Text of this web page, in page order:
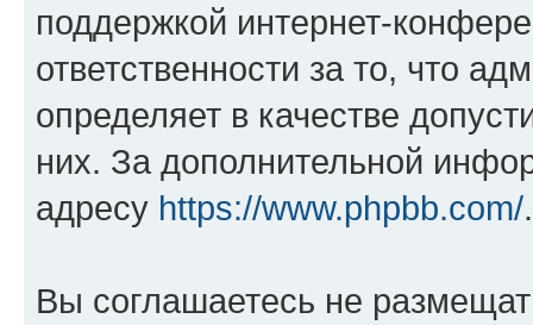
поддержкой интернет-
ответственности за то, что
определяет в качестве
них. За дополнительной
адресу https://www.phpbb.com/.
Вы соглашаетесь не